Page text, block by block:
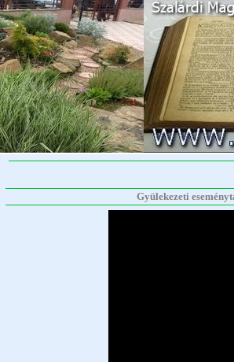
Gyülekezeti